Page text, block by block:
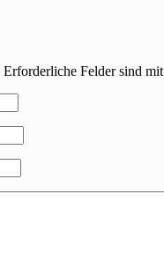
Erforderliche Felder sind mit